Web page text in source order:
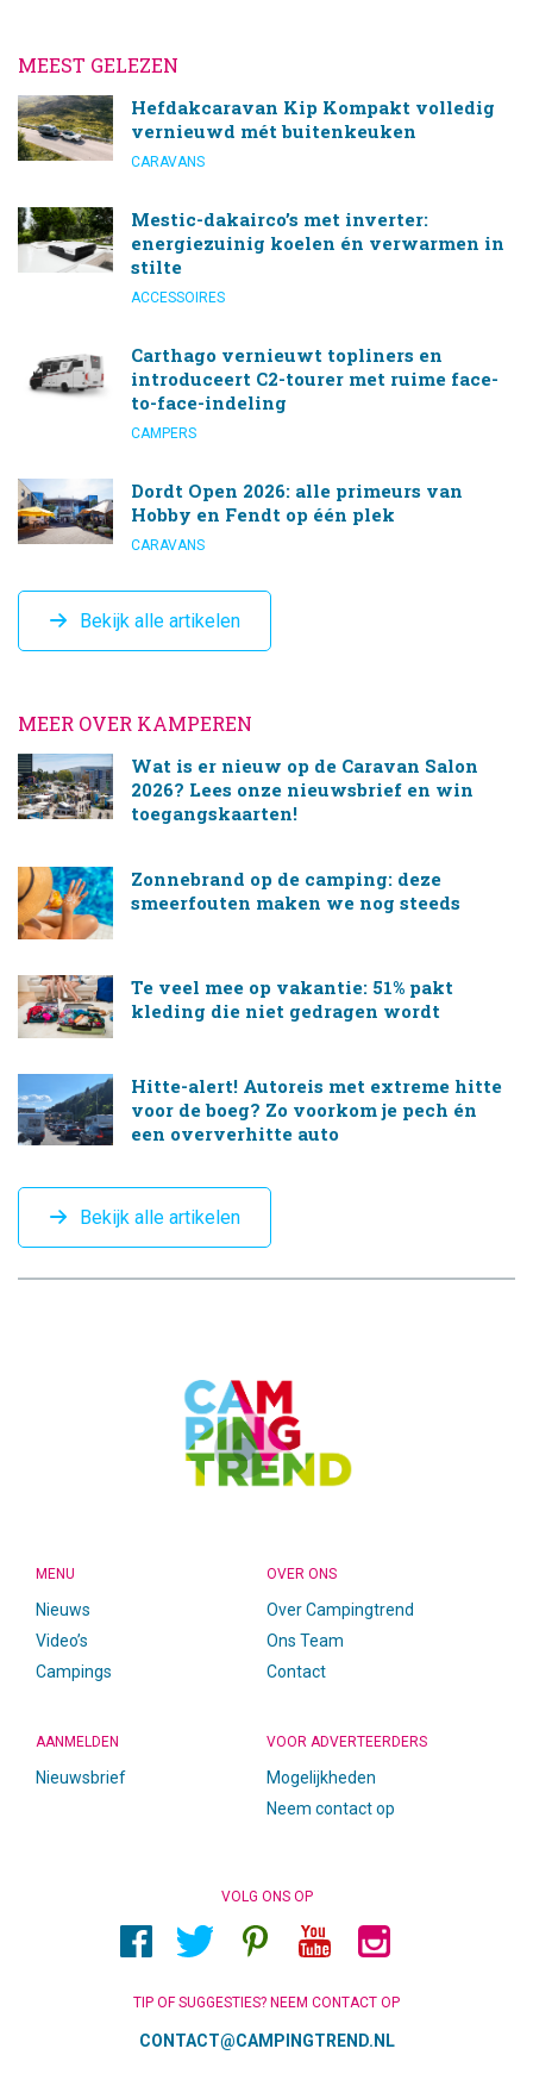
MEEST GELEZEN
Hefdakcaravan Kip Kompakt volledig
vernieuwd mét buitenkeuken
CARAVANS
Mestic-dakairco’s met inverter:
energiezuinig koelen én verwarmen in
stilte
ACCESSOIRES
Carthago vernieuwt topliners en
introduceert C2-tourer met ruime face-
to-face-indeling
CAMPERS
Dordt Open 2026: alle primeurs van
Hobby en Fendt op één plek
CARAVANS
Bekijk alle artikelen
MEER OVER KAMPEREN
Wat is er nieuw op de Caravan Salon
2026? Lees onze nieuwsbrief en win
toegangskaarten!
Zonnebrand op de camping: deze
smeerfouten maken we nog steeds
Te veel mee op vakantie: 51% pakt
kleding die niet gedragen wordt
Hitte-alert! Autoreis met extreme hitte
voor de boeg? Zo voorkom je pech én
een oververhitte auto
Bekijk alle artikelen
MENU
Nieuws
Video’s
Campings
OVER ONS
Over Campingtrend
Ons Team
Contact
AANMELDEN
Nieuwsbrief
VOOR ADVERTEERDERS
Mogelijkheden
Neem contact op
VOLG ONS OP
TIP OF SUGGESTIES? NEEM CONTACT OP
CONTACT@CAMPINGTREND.NL